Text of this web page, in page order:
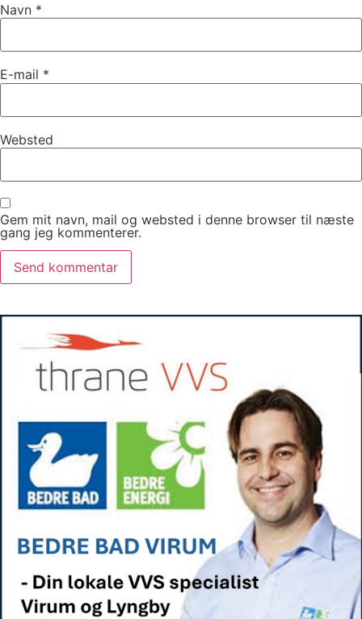
Navn *
E-mail *
Websted
Gem mit navn, mail og websted i denne browser til næste
gang jeg kommenterer.